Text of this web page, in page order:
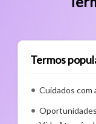
Termos
Cuidados com